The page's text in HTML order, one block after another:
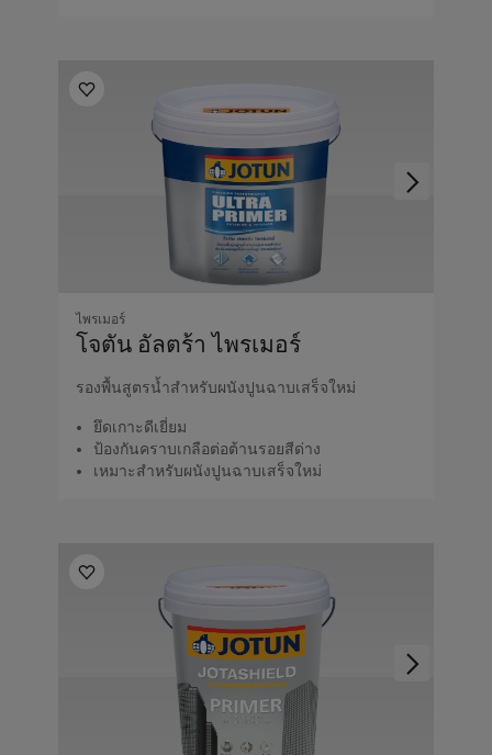
ไพรเมอร์
โจตัน อัลตร้า ไพรเมอร์
รองพื้นสูตรน้ำสำหรับผนังปูนฉาบเสร็จใหม่
ยึดเกาะดีเยี่ยม
ป้องกันคราบเกลือต่อต้านรอยสีด่าง
เหมาะสำหรับผนังปูนฉาบเสร็จใหม่